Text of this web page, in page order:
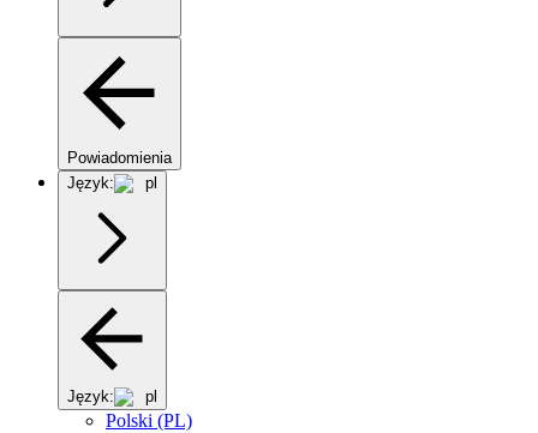
Powiadomienia
Język:
pl
Język: pl
Polski (PL)